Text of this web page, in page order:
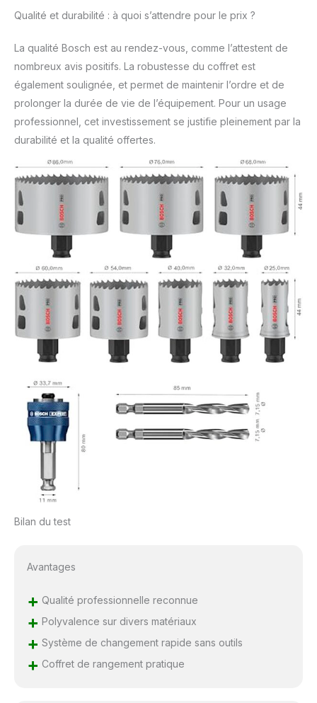
Qualité et durabilité : à quoi s’attendre pour le prix ?
La qualité Bosch est au rendez-vous, comme l’attestent de
nombreux avis positifs. La robustesse du coffret est
également soulignée, et permet de maintenir l’ordre et de
prolonger la durée de vie de l’équipement. Pour un usage
professionnel, cet investissement se justifie pleinement par la
durabilité et la qualité offertes.
Bilan du test
Avantages
+ Qualité professionnelle reconnue
+ Polyvalence sur divers matériaux
+ Système de changement rapide sans outils
+ Coffret de rangement pratique